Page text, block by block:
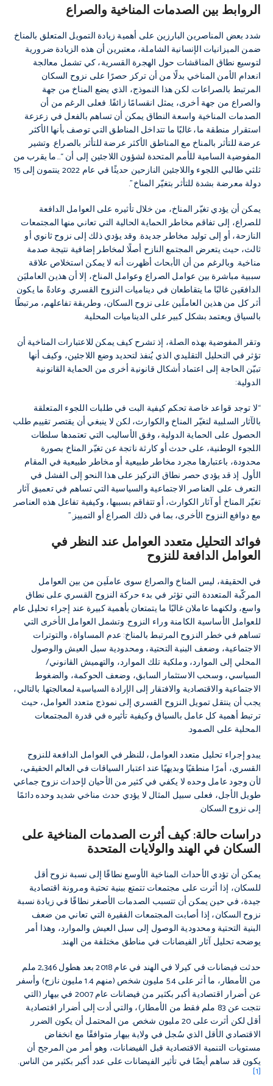
الروابط بين الصدمات المناخية والصراع
شدد بعض المناصرين البارزين على أهمية زيادة التمويل المتعلق بالمناخ
ضمن الميزانيات الإنسانية الشاملة، معتبرين أن هذه الزيادة ضرورية
لتوسيع نطاق المناقشات حول الهجرة القسرية، كي تشمل معالجة
انعدام الأمن المناخي بدلًا من أن تركز حصرًا على نزوح السكان
المرتبط بالصراعات. لكن هذا النموذج، الذي يضع المناخ من جهة
والصراع من جهة أخرى، يمثل انقسامًا زائفًا. فعلى الرغم من أن
الصدمات المناخية واسعة النطاق يمكن أن تساهم بالفعل في زعزعة
استقرار منطقة ما، غالبًا ما تتداخل المناطق التي توصف بأنها الأكثر
عرضة للتأثر بالمناخ مع المناطق الأكثر عرضة للتأثر بالصراع. وتشير
المفوضية السامية للأمم المتحدة لشؤون اللاجئين إلى أن “…ما يقرب من
ثلثي طالبي اللجوء واللاجئين النازحين حديثًا في عام 2022 ينتمون إلى 15
دولة معرضة بشدة للتأثر بتغيّر المناخ”.
يمكن أن يؤدي تغيّر المناخ، من خلال تأثيره على العوامل الدافعة
للصراع، إلى تفاقم مخاطر الحماية الحالية التي تعاني منها المجتمعات
النازحة، أو إلى توليد مخاطر جديدة. وقد يؤدي ذلك إلى نزوح ثانوي أو
ثالث، حيث يتعرض المجتمع النازح أصلًا لمخاطر إضافية نتيجة صدمة
مناخية. وبالرغم من أن الأبحاث أظهرت أنه لا يمكن استخلاص علاقة
سببية مباشرة بين عوامل الصراع وعوامل المناخ، إلا أن هذين العامليَن
الدافعَين غالبًا ما يتقاطعان في ديناميات النزوح القسري. وعادةً ما يكون
أثر كل من هذين العاملَين على نزوح السكان، وطريقة تفاعلهم، مرتبطًا
بالسياق ويعتمد بشكل كبير على الديناميات المحلية.
وتقر المفوضية بهذه الصلة، إذ تشرح كيف يمكن للاعتبارات المناخية أن
تؤثر في التحليل التقليدي الذي يُنفذ لتحديد وضع اللاجئين، وكيف أنها
تبيّن الحاجة إلى اعتماد أشكال قانونية أخرى من الحماية القانونية
الدولية:
“لا توجد قواعد خاصة تحكم كيفية البت في طلبات اللجوء المتعلقة
بالآثار السلبية لتغيّر المناخ والكوارث، لكن لا ينبغي أن يقتصر تقييم طلب
الحصول على الحماية الدولية، وفق الأساليب التي تعتمدها سلطات
اللجوء الوطنية، على حدث أو كارثة ناتجة عن تغيّر المناخ بصورة
محدودة، باعتبارها مجرد مخاطر طبيعية أو مخاطر طبيعية في المقام
الأول. إذ قد يؤدي حصر نطاق التركيز على هذا النحو إلى الفشل في
التعرف على العناصر الاجتماعية والسياسية التي تساهم في تعميق آثار
تغيّر المناخ أو آثار الكوارث، أو تتفاقم بسببها، وكيفية تفاعل هذه العناصر
مع دوافع النزوح الأخرى، بما في ذلك الصراع أو التمييز.”
فوائد التحليل متعدد العوامل عند النظر في
العوامل الدافعة للنزوح
في الحقيقة، ليس المناخ والصراع سوى عاملَين من بين العوامل
المركّبة المتعددة التي تؤثر في بدء حركة النزوح القسري على نطاق
واسع، ولكنهما عاملان غالبًا ما يتمتعان بأهمية كبيرة عند إجراء تحليل عام
للعوامل الأساسية الكامنة وراء النزوح. وتشمل العوامل الأخرى التي
تساهم في خطر النزوح المرتبط بالمناخ: عدم المساواة، والتوترات
الاجتماعية، وضعف البنية التحتية، ومحدودية سبل العيش والوصول
المحلي إلى الموارد، وملكية تلك الموارد، والتهميش القانوني/
السياسي، وسحب الاستثمار السابق، وضعف الحوكمة، والضغوط
الاجتماعية والاقتصادية والافتقار إلى الإرادة السياسية لمعالجتها. بالتالي،
يجب أن ينتقل تمويل النزوح القسري إلى نموذج متعدد العوامل، حيث
ترتبط أهمية كل عامل بالسياق وكيفية تأثيره في قدرة المجتمعات
المحلية على الصمود.
يبدو إجراء تحليل متعدد العوامل، للنظر في العوامل الدافعة للنزوح
القسري، أمرًا منطقيًا وبديهيًا عند اعتبار السياقات في العالم الحقيقي،
لأن وجود عامل وحده لا يكفي في كثير من الأحيان لإحداث نزوح جماعي
طويل الأجل، فعلى سبيل المثال لا يؤدي حدث مناخي شديد وحده دائمًا
إلى نزوح السكان.
دراسات حالة: كيف أثرت الصدمات المناخية على
السكان في الهند والولايات المتحدة
يمكن أن تؤدي الأحداث المناخية الأوسع نطاقًا إلى نسبة نزوح أقل
للسكان، إذا أثرت على مجتمعات تتمتع ببنية تحتية ومرونة اقتصادية
جيدة، في حين يمكن أن تتسبب الصدمات الأصغر نطاقًا في زيادة نسبة
نزوح السكان، إذا أصابت المجتمعات الفقيرة التي تعاني من ضعف
البنية التحتية ومحدودية الوصول إلى سبل العيش والموارد، وهذا أمر
يوضحه تحليل آثار الفيضانات في مناطق مختلفة من الهند.
حدثت فيضانات في كيرلا في الهند في عام 2018 بعد هطول 2,346 ملم
من الأمطار، ما أثر على 5.4 مليون شخص (منهم 1.4 مليون نازح) وأسفر
عن أضرار اقتصادية أكبر بكثير من فيضانات عام 2007 في بيهار (التي
نتجت عن 83 ملم فقط من الأمطار)، والتي أدت إلى أضرار اقتصادية
أقل لكن أثرت على 20 مليون شخص. من المحتمل أن يكون الضرر
الاقتصادي الأقل الذي سُجل في ولاية بيهار متوافقًا مع انخفاض
مستويات التنمية الاقتصادية قبل الفيضانات، وهو أمر من المرجح أن
يكون قد ساهم أيضًا في تأثير الفيضانات على عدد أكبر بكثير من الناس.
[1]